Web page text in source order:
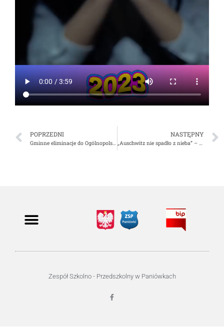
POPRZEDNI NASTĘPNY
Zespół Szkolno - Przedszkolny w Paniówkach